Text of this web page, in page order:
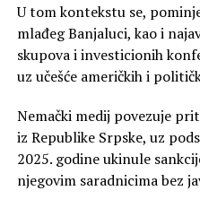
U tom kontekstu se,
mlađeg Banjaluci, kao i
skupova i investicionih
uz učešće američkih i
Nemački medij povezuje
iz Republike Srpske, uz
2025. godine ukinule
njegovim saradnicima bez